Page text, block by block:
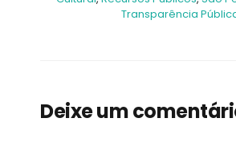
Transparência
Deixe um